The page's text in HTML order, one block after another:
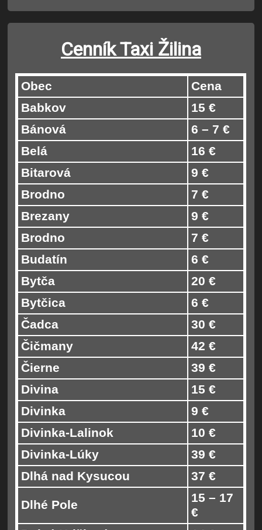
Cenník Taxi Žilina
Obec
Cena
Babkov
15 €
Bánová
6 – 7 €
Belá
16 €
Bitarová
9 €
Brodno
7 €
Brezany
9 €
Brodno
7 €
Budatín
6 €
Bytča
20 €
Bytčica
6 €
Čadca
30 €
Čičmany
42 €
Čierne
39 €
Divina
15 €
Divinka
9 €
Divinka-Lalinok
10 €
Divinka-Lúky
39 €
Dlhá nad Kysucou
37 €
Dlhé Pole
15 – 17
€